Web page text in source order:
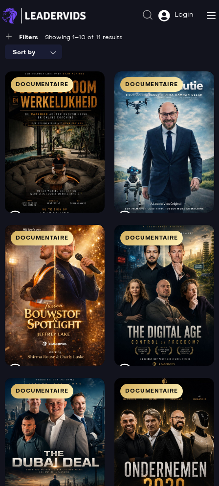
Login
Filters Showing 1–10 of 11 results
Sort by
DOCUMENTAIRE DOCUMENTAIRE
DOCUMENTAIRE DOCUMENTAIRE
DOCUMENTAIRE DOCUMENTAIRE